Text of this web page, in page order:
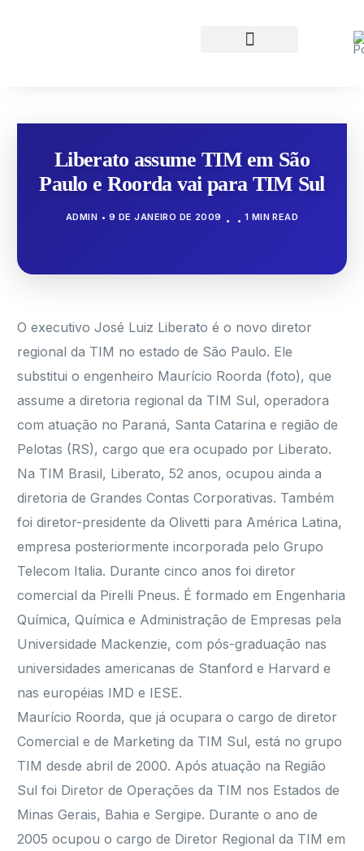
Liberato assume TIM em São
Paulo e Roorda vai para TIM Sul
ADMIN 9 DE JANEIRO DE 2009 1 MIN READ
O executivo José Luiz Liberato é o novo diretor
regional da TIM no estado de São Paulo. Ele
substitui o engenheiro Maurício Roorda (foto), que
assume a diretoria regional da TIM Sul, operadora
com atuação no Paraná, Santa Catarina e região de
Pelotas (RS), cargo que era ocupado por Liberato.
Na TIM Brasil, Liberato, 52 anos, ocupou ainda a
diretoria de Grandes Contas Corporativas. Também
foi diretor-presidente da Olivetti para América Latina,
empresa posteriormente incorporada pelo Grupo
Telecom Italia. Durante cinco anos foi diretor
comercial da Pirelli Pneus. É formado em Engenharia
Química, Química e Administração de Empresas pela
Universidade Mackenzie, com pós-graduação nas
universidades americanas de Stanford e Harvard e
nas européias IMD e IESE.
Maurício Roorda, que já ocupara o cargo de diretor
Comercial e de Marketing da TIM Sul, está no grupo
TIM desde abril de 2000. Após atuação na Região
Sul foi Diretor de Operações da TIM nos Estados de
Minas Gerais, Bahia e Sergipe. Durante o ano de
2005 ocupou o cargo de Diretor Regional da TIM em